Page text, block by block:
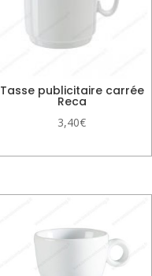
Tasse publicitaire carrée
Reca
3,40€